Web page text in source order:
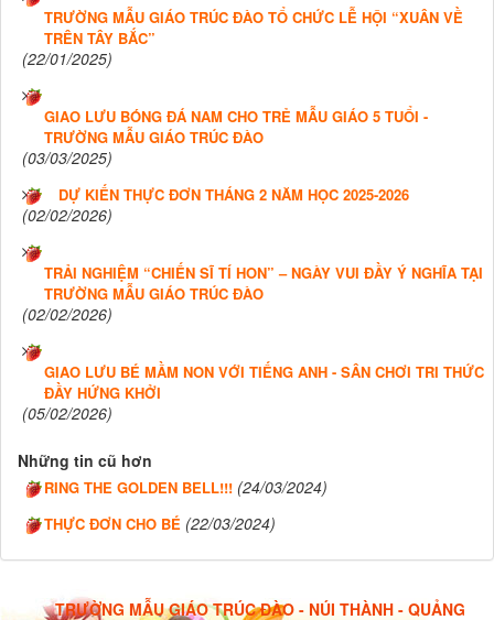
TRƯỜNG MẪU GIÁO TRÚC ĐÀO TỔ CHỨC LỄ HỘI “XUÂN VỀ
TRÊN TÂY BẮC”
(22/01/2025)
GIAO LƯU BÓNG ĐÁ NAM CHO TRẺ MẪU GIÁO 5 TUỔI -
TRƯỜNG MẪU GIÁO TRÚC ĐÀO
(03/03/2025)
DỰ KIẾN THỰC ĐƠN THÁNG 2 NĂM HỌC 2025-2026
(02/02/2026)
TRẢI NGHIỆM “CHIẾN SĨ TÍ HON” – NGÀY VUI ĐẦY Ý NGHĨA TẠI
TRƯỜNG MẪU GIÁO TRÚC ĐÀO
(02/02/2026)
GIAO LƯU BÉ MẦM NON VỚI TIẾNG ANH - SÂN CHƠI TRI THỨC
ĐẦY HỨNG KHỞI
(05/02/2026)
Những tin cũ hơn
RING THE GOLDEN BELL!!! (24/03/2024)
THỰC ĐƠN CHO BÉ (22/03/2024)
TRƯỜNG MẪU GIÁO TRÚC ĐÀO - NÚI THÀNH - QUẢNG